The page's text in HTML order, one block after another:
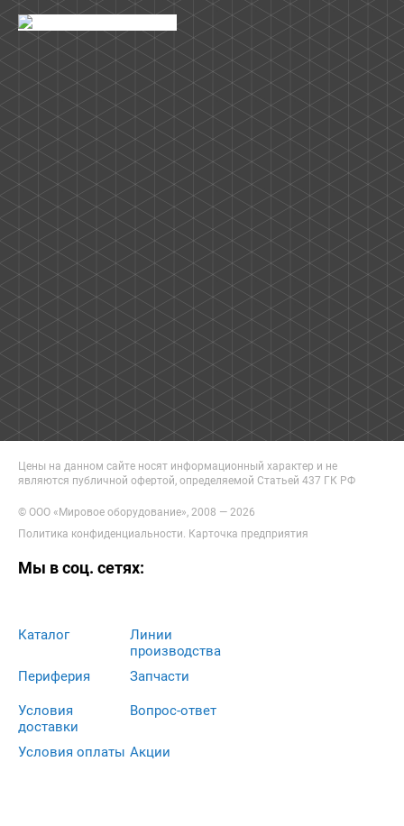
Цены на данном сайте носят информационный характер и не
являются публичной офертой, определяемой Статьей 437 ГК РФ
© ООО «Мировое оборудование», 2008 — 2026
Политика конфиденциальности Карточка предприятия
Мы в соц. сетях:
Каталог
Периферия
Линии
производства
Запчасти
Условия
доставки
Условия оплаты
Вопрос-ответ
Акции